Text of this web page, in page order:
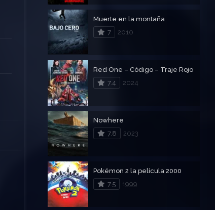
Muerte en la montaña
7
2010
Red One – Código – Traje Rojo
7.4
2024
Nowhere
7.8
2023
Pokémon 2 la película 2000
7.5
1999